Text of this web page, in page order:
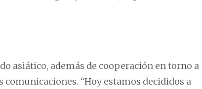
asiático, además de cooperación en torno a
“Hoy estamos decididos a